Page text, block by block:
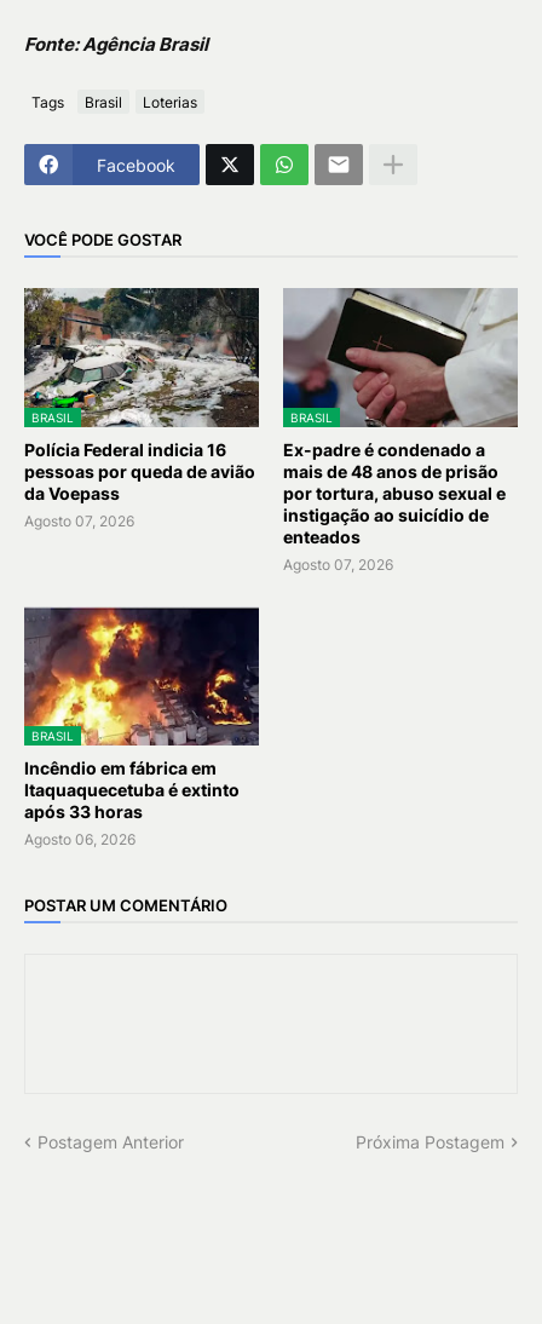
Fonte: Agência Brasil
Tags Brasil Loterias
Facebook
VOCÊ PODE GOSTAR
BRASIL
Polícia Federal indicia 16
pessoas por queda de avião
da Voepass
Agosto 07, 2026
BRASIL
Ex-padre é condenado a
mais de 48 anos de prisão
por tortura, abuso sexual e
instigação ao suicídio de
enteados
Agosto 07, 2026
BRASIL
Incêndio em fábrica em
Itaquaquecetuba é extinto
após 33 horas
Agosto 06, 2026
POSTAR UM COMENTÁRIO
Postagem Anterior Próxima Postagem